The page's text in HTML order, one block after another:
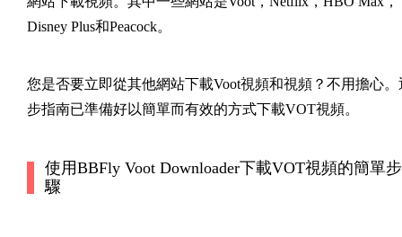
Disney Plus和Peacock。
您是否要立即從其他網站下載Voot視頻和視頻？不用擔心。
步指南已準備好以簡單而有效的方式下載VOT視頻。
使用BBFly Voot Downloader下載VOT視頻的簡單步
驟